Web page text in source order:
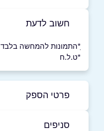
חשוב לדעת
ָ*התמונות להמחשה בלבד
*ט.ל.ח
פרטי הספק
סניפים